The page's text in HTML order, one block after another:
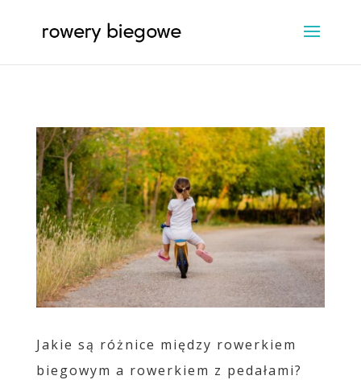
Jakie są różnice między rowerkiem
biegowym a rowerkiem z pedałami?